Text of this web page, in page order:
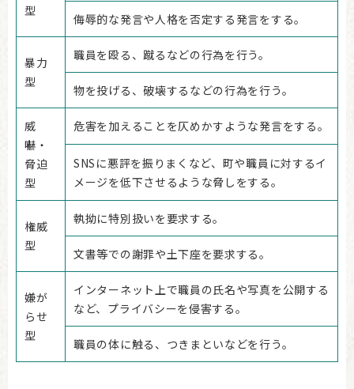
型
侮辱的な発言や人格を否定する発言をする。
暴力
型
職員を殴る、蹴るなどの行為を行う。
物を投げる、破壊するなどの行為を行う。
威
嚇・
脅迫
型
危害を加えることを仄めかすような発言をする。
SNSに悪評を振りまくなど、町や職員に対するイ
メージを低下させるような脅しをする。
権威
型
執拗に特別扱いを要求する。
文書等での謝罪や土下座を要求する。
嫌が
らせ
型
インターネット上で職員の氏名や写真を公開する
など、プライバシーを侵害する。
職員の体に触る、つきまといなどを行う。